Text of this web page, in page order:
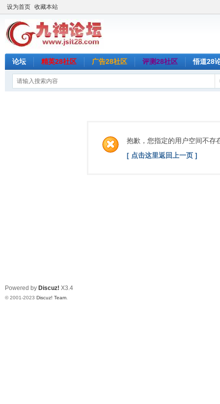
设为首页 收藏本站
论坛 精英28社区 广告28社区 评测28社区 悟道28
抱歉，您指定的用户空间不存
[ 点击这里返回上一页 ]
Powered by Discuz! X3.4
© 2001-2023 Discuz! Team